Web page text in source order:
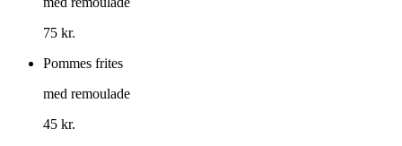
75 kr.
Pommes frites
med remoulade
45 kr.